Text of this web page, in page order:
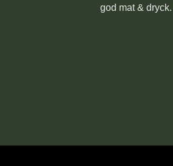
god mat & dryck.